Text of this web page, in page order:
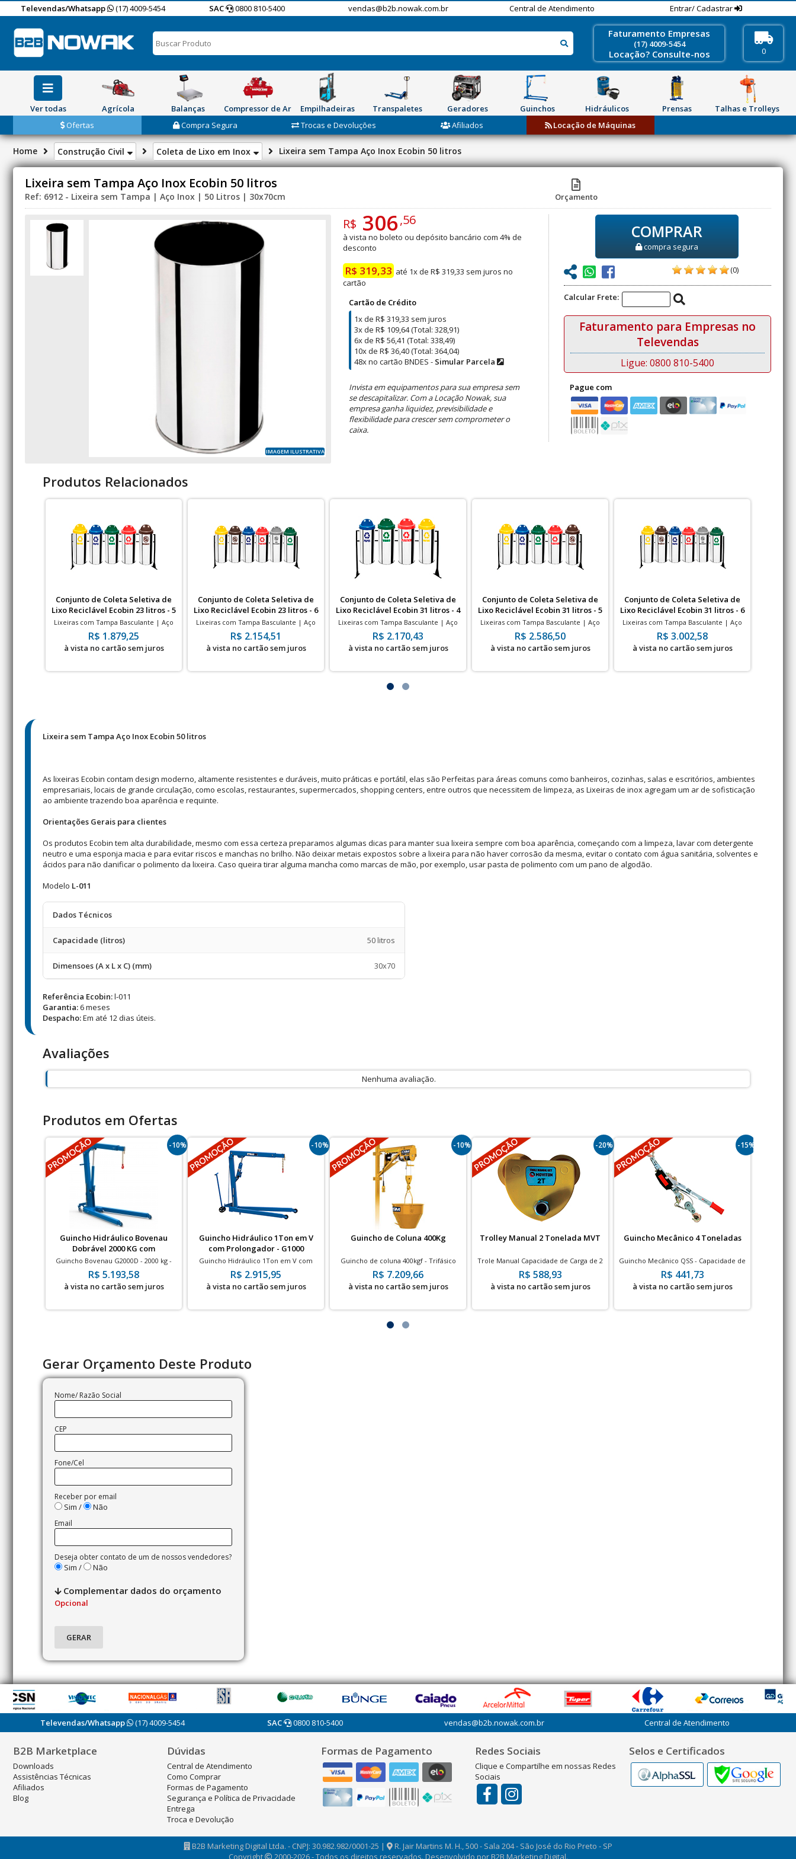
Televendas/Whatsapp (17) 4009-5454 SAC 0800 810-5400 vendas@b2b.nowak.com.br Central de Atendimento Entrar/ Cadastrar
Faturamento Empresas
(17) 4009-5454
Locação? Consulte-nos 0
Ver todas Agrícola Balanças Compressor de Ar Empilhadeiras Transpaletes Geradores Guinchos Hidráulicos Prensas
Talhas e Trolleys
Ofertas
Compra Segura Trocas e Devoluções Afiliados Locação de Máquinas
Home Construção Civil Coleta de Lixo em Inox Lixeira sem Tampa Aço Inox Ecobin 50 litros
Lixeira sem Tampa Aço Inox Ecobin 50 litros
Ref: 6912 - Lixeira sem Tampa | Aço Inox | 50 Litros | 30x70cm Orçamento
IMAGEM ILUSTRATIVA
R$ 306,56
à vista no boleto ou depósito bancário com 4% de
desconto
R$ 319,33 até 1x de R$ 319,33 sem juros no
cartão
Cartão de Crédito
1x de R$ 319,33 sem juros
3x de R$ 109,64 (Total: 328,91)
6x de R$ 56,41 (Total: 338,49)
10x de R$ 36,40 (Total: 364,04)
48x no cartão BNDES - Simular Parcela
Invista em equipamentos para sua empresa sem
se descapitalizar. Com a Locação Nowak, sua
empresa ganha liquidez, previsibilidade e
flexibilidade para crescer sem comprometer o
caixa.
COMPRAR
compra segura
(0)
Calcular Frete:
Faturamento para Empresas no
Televendas
Ligue: 0800 810-5400
Pague com
Produtos Relacionados
Conjunto de Coleta Seletiva de
Lixo Reciclável Ecobin 23 litros - 5
Lixeiras
Lixeiras com Tampa Basculante | Aço
Inox | 23 Litros | 240x500mm
R$ 1.879,25
à vista no cartão sem juros
Conjunto de Coleta Seletiva de
Lixo Reciclável Ecobin 23 litros - 6
Lixeiras
Lixeiras com Tampa Basculante | Aço
Inox | 23 Litros | 240x500mm
R$ 2.154,51
à vista no cartão sem juros
Conjunto de Coleta Seletiva de
Lixo Reciclável Ecobin 31 litros - 4
Lixeiras
Lixeiras com Tampa Basculante | Aço
Inox | 31 Litros | 240x700mm
R$ 2.170,43
à vista no cartão sem juros
Conjunto de Coleta Seletiva de
Lixo Reciclável Ecobin 31 litros - 5
Lixeiras
Lixeiras com Tampa Basculante | Aço
Inox | 31 Litros | 240x700mm
R$ 2.586,50
à vista no cartão sem juros
Conjunto de Coleta Seletiva de
Lixo Reciclável Ecobin 31 litros - 6
Lixeiras
Lixeiras com Tampa Basculante | Aço
Inox | 31 Litros | 240x700mm
R$ 3.002,58
à vista no cartão sem juros
Lixeira sem Tampa Aço Inox Ecobin 50 litros
As lixeiras Ecobin contam design moderno, altamente resistentes e duráveis, muito práticas e portátil, elas são Perfeitas para áreas comuns como banheiros, cozinhas, salas e escritórios, ambientes
empresariais, locais de grande circulação, como escolas, restaurantes, supermercados, shopping centers, entre outros que necessitem de limpeza, as Lixeiras de inox agregam um ar de sofisticação
ao ambiente trazendo boa aparência e requinte.
Orientações Gerais para clientes
Os produtos Ecobin tem alta durabilidade, mesmo com essa certeza preparamos algumas dicas para manter sua lixeira sempre com boa aparência, começando com a limpeza, lavar com detergente
neutro e uma esponja macia e para evitar riscos e manchas no brilho. Não deixar metais expostos sobre a lixeira para não haver corrosão da mesma, evitar o contato com água sanitária, solventes e
ácidos para não danificar o polimento da lixeira. Caso queira tirar alguma mancha como marcas de mão, por exemplo, usar pasta de polimento com um pano de algodão.
Modelo L-011
Dados Técnicos
Capacidade (litros) 50 litros
Dimensoes (A x L x C) (mm) 30x70
Referência Ecobin:l-011
Garantia: 6 meses
Despacho:Em até 12 dias úteis.
Avaliações
Nenhuma avaliação.
Produtos em Ofertas
-10%
Guincho Hidráulico Bovenau
Dobrável 2000 KG com
Prolongador
Guincho Bovenau G2000D - 2000 kg -
com prolongador
R$ 5.193,58
à vista no cartão sem juros
-10%
Guincho Hidráulico 1Ton em V
com Prolongador - G1000
Guincho Hidráulico 1Ton em V com
Prolongador - Rodas de Ferro
R$ 2.915,95
à vista no cartão sem juros
-10%
Guincho de Coluna 400Kg
Guincho de coluna 400kgf - Trifásico
R$ 7.209,66
à vista no cartão sem juros
-20%
Trolley Manual 2 Tonelada MVT
Trole Manual Capacidade de Carga de 2
toneladas
R$ 588,93
à vista no cartão sem juros
-15%
Guincho Mecânico 4 Toneladas
Guincho Mecânico QSS - Capacidade de
Içamento 19.6 kN
R$ 441,73
à vista no cartão sem juros
Gerar Orçamento Deste Produto
Nome/ Razão Social
CEP
Fone/Cel
Receber por email
Sim / Não
Email
Deseja obter contato de um de nossos vendedores?
Sim / Não
Complementar dados do orçamento
Opcional
Televendas/Whatsapp (17) 4009-5454 SAC 0800 810-5400 vendas@b2b.nowak.com.br Central de Atendimento
B2B Marketplace
Downloads
Assistências Técnicas
Afiliados
Blog
Dúvidas
Central de Atendimento
Como Comprar
Formas de Pagamento
Segurança e Política de Privacidade
Entrega
Troca e Devolução
Formas de Pagamento Redes Sociais
Clique e Compartilhe em nossas Redes
Sociais
Selos e Certificados
B2B Marketing Digital Ltda. - CNPJ: 30.982.982/0001-25 |
R. Jair Martins M. H., 500 - Sala 204 - São José do Rio Preto - SP
Copyright
2000-2026 - Todos os direitos reservados. Desenvolvido por B2B Marketing Digital.